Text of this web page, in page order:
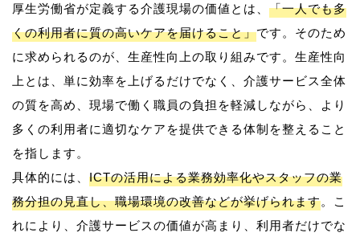
厚生労働省が定義する介護現場の価値とは、 「一人でも多
くの利用者に質の高いケアを届けること」です。そのため
に求められるのが、生産性向上の取り組みです。生産性向
上とは、単に効率を上げるだけでなく、介護サービス全体
の質を高め、現場で働く職員の負担を軽減しながら、より
多くの利用者に適切なケアを提供できる体制を整えること
を指します。
具体的には、 ICTの活用による業務効率化やスタッフの業
務分担の見直し、職場環境の改善などが挙げられます。こ
れにより、介護サービスの価値が高まり、利用者だけでな